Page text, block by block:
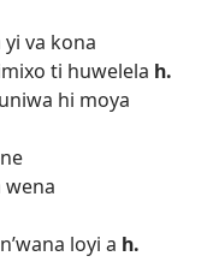
yi va kona
ti huwelela h.
hi moya
wena
loyi a h.